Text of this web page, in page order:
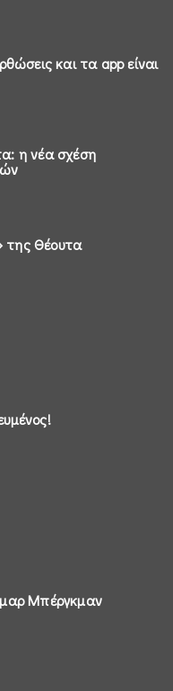
και τα app είναι
η νέα σχέση
της Θέουτα
Μπέργκμαν